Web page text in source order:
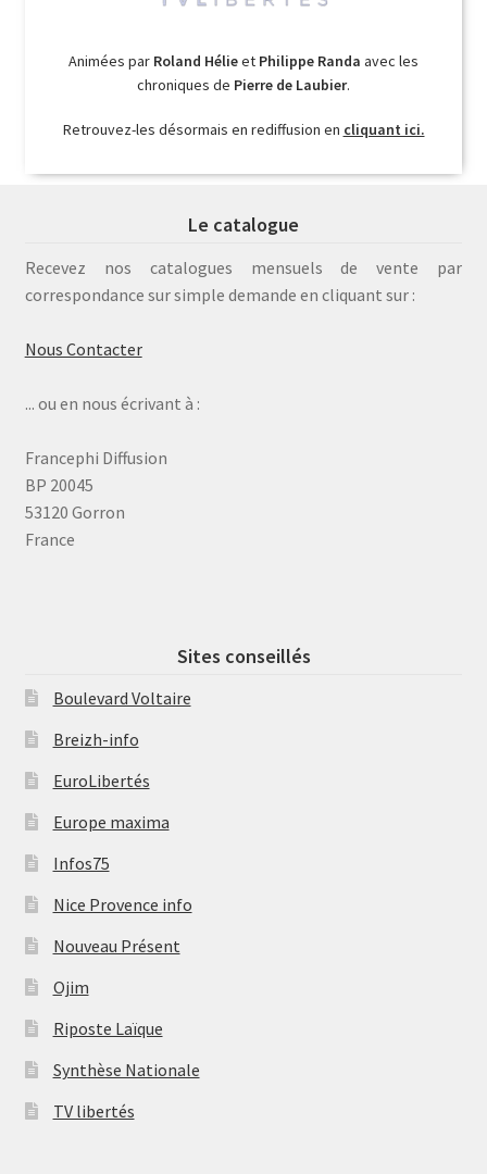
Animées par Roland Hélieet Philippe Randa avec les
chroniques de Pierre de Laubier.
Retrouvez-les désormais en rediffusion en cliquant ici.
Le catalogue
Recevez nos catalogues mensuels de vente par
correspondance sur simple demande en cliquant sur :
Nous Contacter
... ou en nous écrivant à :
Francephi Diffusion
BP 20045
53120 Gorron
France
Sites conseillés
Boulevard Voltaire
Breizh-info
EuroLibertés
Europe maxima
Infos75
Nice Provence info
Nouveau Présent
Ojim
Riposte Laïque
Synthèse Nationale
TV libertés